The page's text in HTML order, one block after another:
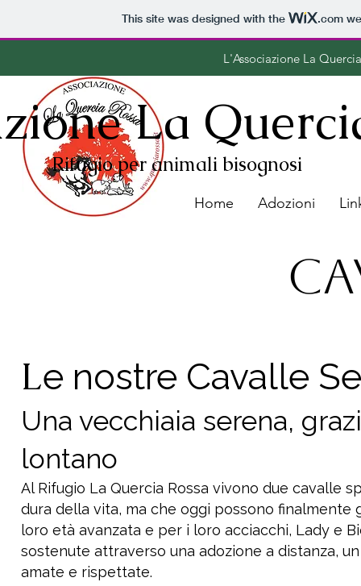
This site was designed with the .com
L'Associazione La
La
Rifugio per animali bisognosi
Home Adozioni
Le nostre Cavalle
Una vecchiaia serena,
lontano
Al Rifugio La Quercia Rossa vivono due cavalle
dura della vita, ma che oggi possono finalmente
loro età avanzata e per i loro acciacchi, Lady e
sostenute attraverso una adozione a distanza,
amate e rispettate.